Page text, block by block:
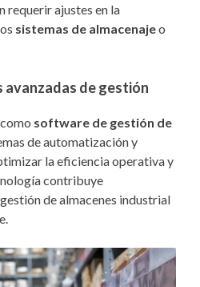
requerir ajustes en la
sistemas de almacenajeo
de gestión
software de gestión de
de automatización y
la eficiencia operativa y
contribuye
de almacenes industrial